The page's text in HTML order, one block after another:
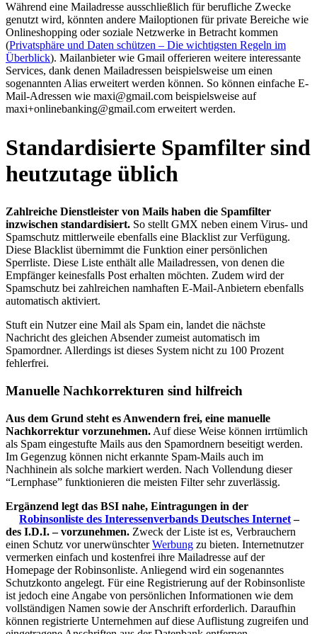
Während eine Mailadresse ausschließlich für berufliche Zwecke
genutzt wird, könnten andere Mailoptionen für private Bereiche wie
Onlineshopping oder soziale Netzwerke in Betracht kommen
(Privatsphäre und Daten schützen – Die wichtigsten Regeln im
Überblick). Mailanbieter wie Gmail offerieren weitere interessante
Services, dank denen Mailadressen beispielsweise um einen
sogenannten Alias erweitert werden können. So können einfache E-
Mail-Adressen wie maxi@gmail.com beispielsweise auf
maxi+onlinebanking@gmail.com erweitert werden.
Standardisierte Spamfilter sind
heutzutage üblich
Zahlreiche Dienstleister von Mails haben die Spamfilter
inzwischen standardisiert. So stellt GMX neben einem Virus- und
Spamschutz mittlerweile ebenfalls eine Blacklist zur Verfügung.
Diese Blacklist übernimmt die Funktion einer persönlichen
Sperrliste. Diese Liste enthält alle Mailadressen, von denen die
Empfänger keinesfalls Post erhalten möchten. Zudem wird der
Spamschutz bei zahlreichen namhaften E-Mail-Anbietern ebenfalls
automatisch aktiviert.
Stuft ein Nutzer eine Mail als Spam ein, landet die nächste
Nachricht des gleichen Absender zumeist automatisch im
Spamordner. Allerdings ist dieses System nicht zu 100 Prozent
fehlerfrei.
Manuelle Nachkorrekturen sind hilfreich
Aus dem Grund steht es Anwendern frei, eine manuelle
Nachkorrektur vorzunehmen. Auf diese Weise können irrtümlich
als Spam eingestufte Mails aus den Spamordnern beseitigt werden.
Im Gegenzug können nicht erkannte Spam-Mails auch im
Nachhinein als solche markiert werden. Nach Vollendung dieser
“Lernphase” funktionieren die meisten Filter sehr zuverlässig.
Ergänzend legt das BSI nahe, Eintragungen in der
Robinsonliste des Interessenverbands Deutsches Internet–
des I.D.I. – vorzunehmen. Zweck der Liste ist es, Verbrauchern
einen Schutz vor unerwünschterWerbung zu bieten. Internetnutzer
vermerken einfach und kostenfrei ihre Mailadresse auf der
Homepage der Robinsonliste. Anliegend wird ein sogenanntes
Schutzkonto angelegt. Für eine Registrierung auf der Robinsonliste
ist jedoch eine Angabe von persönlichen Informationen wie dem
vollständigen Namen sowie der Anschrift erforderlich. Daraufhin
können registrierte Unternehmen auf diese Auflistung zugreifen und